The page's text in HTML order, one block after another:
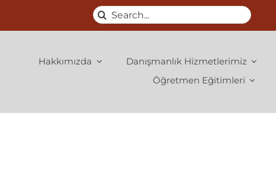
Search
for:
Hakkımızda Danışmanlık Hizmetlerimiz
Öğretmen Eğitimleri